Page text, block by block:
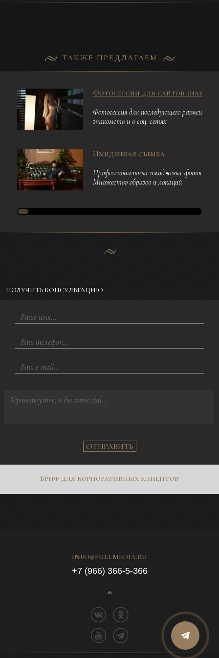
ТАКЖЕ ПРЕДЛАГАЕМ
Фотосессии для сайтов
Фотосессия для последующего
знакомств и в соц. сетях
Имиджевая съемка
Профессиональные имиджевые
Множество образов и локаций
ПОЛУЧИТЬ КОНСУЛЬТАЦИЮ
ОТПРАВИТЬ
Бриф для корпоративных клиентов
INFO@FULLMEDIA.RU
+7 (966) 366-5-366